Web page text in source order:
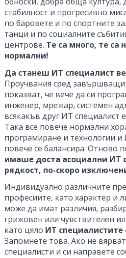
стабилност и прогресивно
по баровете и по спортните
танци и по социалните
центрове. Те са много, те са
нормални!
Да станеш ИТ специалист
Проучвания сред
показват, че вече да си
инженер, мрежар, системен
всякакъв друг ИТ специалист е
Така все повече нормални
програмиране и технологии и
повече се балансира. Отново
имаше доста асоциални ИТ
рядкост, по-скоро
Индивидуално различните
професиите, като характер и
може да имат различия,
грижовен или чувствителен
като цяло ИТ специалистите
Запомнете това. Ако не
специалисти и си направете